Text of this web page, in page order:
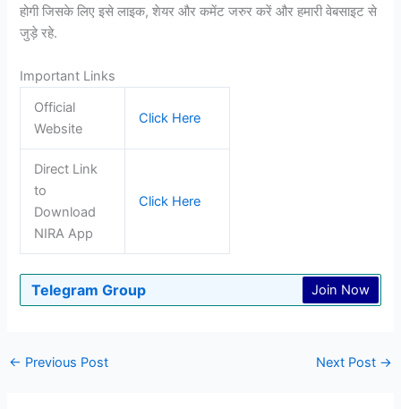
होगी जिसके लिए इसे लाइक, शेयर और कमेंट जरुर करें और हमारी वेबसाइट से
जुड़े रहे.
Important Links
Official
Website
Click Here
Direct Link
to
Download
NIRA App
Click Here
Telegram Group Join Now
← Previous Post Next Post →